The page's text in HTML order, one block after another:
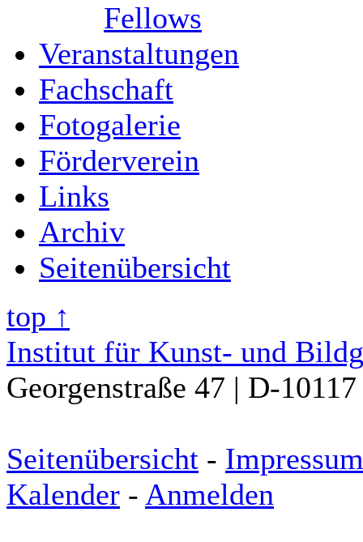
Fellows
Veranstaltungen
Fachschaft
Fotogalerie
Förderverein
Links
Archiv
Seitenübersicht
top ↑
Institut für Kunst- und
Georgenstraße 47 | D-
Seitenübersicht - Impressum
Kalender - Anmelden